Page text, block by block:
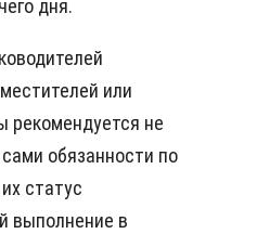
дня.
или
рекомендуется не
обязанности по
статус
выполнение в